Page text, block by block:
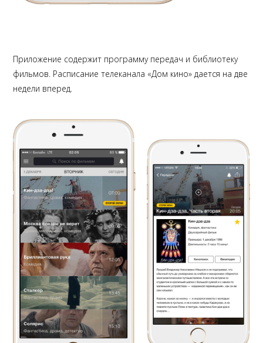
Приложение содержит программу передач и библиотеку
фильмов. Расписание телеканала «Дом кино» дается на две
недели вперед.